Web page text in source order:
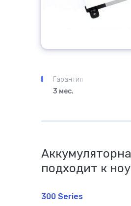
Гарантия
3 мес.
подходит к
300 Series